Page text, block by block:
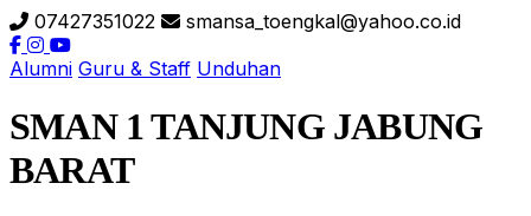
07427351022
smansa_toengkal@yahoo.co.id
Alumni Guru & Staff Unduhan
SMAN 1 TANJUNG JABUNG
BARAT